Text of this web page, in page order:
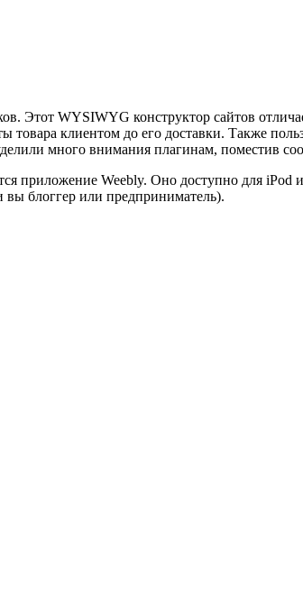
Этот WYSIWYG конструктор сайтов
клиентом до его доставки. Также
много внимания плагинам, поместив
приложение Weebly. Оно доступно для iPod
вы блоггер или предприниматель).